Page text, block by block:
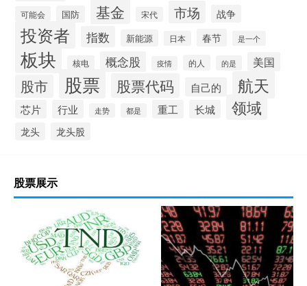
可能会 国防 基金 宋代 市场 战争
投资者 指数 新能源 日本 春节 是一个
板块 核电 概念股 疫情 的人 的是 美国
股市 股票 股票代码 自己的 航天
芯片 行业 走势 都是 重工 长城 领域
龙头 龙头股
股票展示